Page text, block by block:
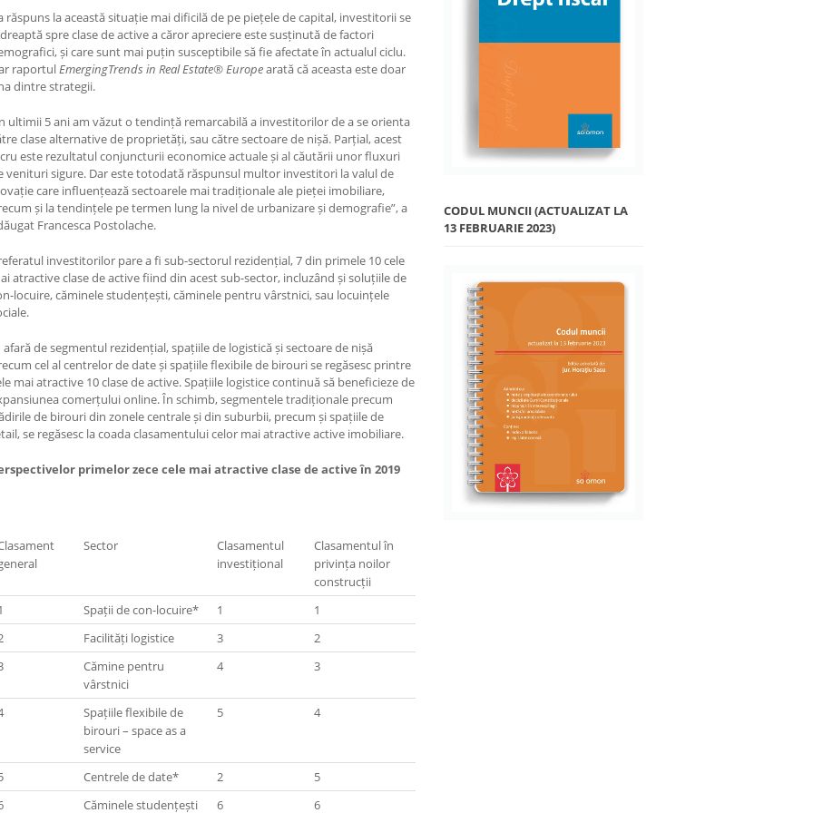
răspuns la această situație mai dificilă de pe piețele de capital, investitorii se
spre clase de active a căror apreciere este susținută de factori
și care sunt mai puțin susceptibile să fie afectate în actualul ciclu.
raportulEmergingTrends in Real Estate® Europearată că aceasta este doar
dintre strategii.
ultimii 5 ani am văzut o tendință remarcabilă a investitorilor de a se orienta
clase alternative de proprietăți, sau către sectoare de nișă. Parțial, acest
este rezultatul conjuncturii economice actuale și al căutării unor fluxuri
venituri sigure. Dar este totodată răspunsul multor investitori la valul de
care influențează sectoarele mai tradiționale ale pieței imobiliare,
și la tendințele pe termen lung la nivel de urbanizare și demografie”, a
Francesca Postolache.
investitorilor pare a fi sub-sectorul rezidențial, 7 din primele 10 cele
atractive clase de active fiind din acest sub-sector, incluzând și soluțiile de
locuire, căminele studențești, căminele pentru vârstnici, sau locuințele
afară de segmentul rezidențial, spațiile de logistică și sectoare de nișă
cel al centrelor de date și spațiile flexibile de birouri se regăsesc printre
mai atractive 10 clase de active. Spațiile logistice continuă să beneficieze de
comerțului online. În schimb, segmentele tradiționale precum
de birouri din zonele centrale și din suburbii, precum și spațiile de
se regăsesc la coada clasamentului celor mai atractive active imobiliare.
primelor zece cele mai atractive clase de active în 2019
Sector
Clasamentul
investițional
Clasamentul în
privința noilor
construcții
Spații de con-locuire* 1
1
Facilități logistice 3
2
Cămine pentru
vârstnici
4 3
Spațiile flexibile de
birouri – space as a
service
5 4
Centrele de date* 2
5
Căminele studențești 6
6
CODUL MUNCII (ACTUALIZAT LA
13 FEBRUARIE 2023)